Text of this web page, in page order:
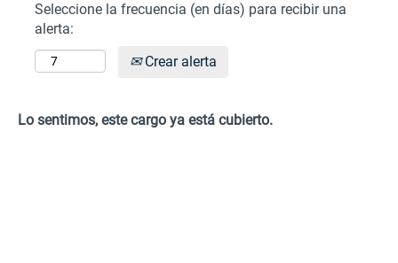
Seleccione la frecuencia (en días) para recibir una
alerta:
Crear alerta
Lo sentimos, este cargo ya está cubierto.